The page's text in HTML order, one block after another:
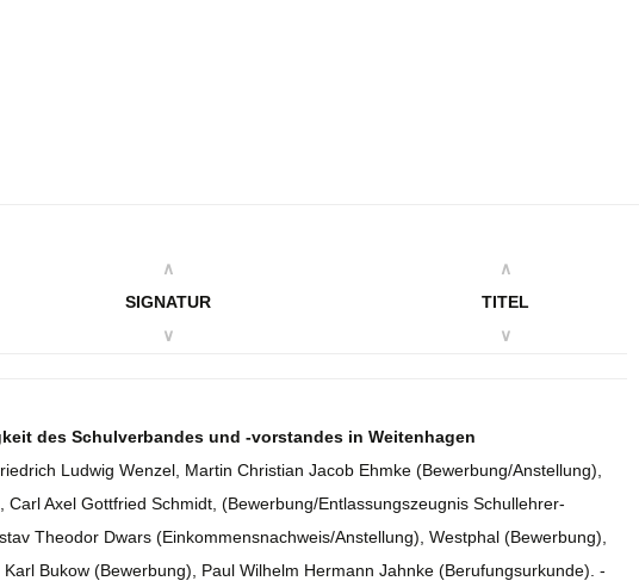
∧
SIGNATUR
∨
∧
TITEL
∨
des Schulverbandes und -vorstandes in Weitenhagen
Ludwig Wenzel, Martin Christian Jacob Ehmke (Bewerbung/Anstellung),
Axel Gottfried Schmidt, (Bewerbung/Entlassungszeugnis Schullehrer-
Theodor Dwars (Einkommensnachweis/Anstellung), Westphal (Bewerbung),
Bukow (Bewerbung), Paul Wilhelm Hermann Jahnke (Berufungsurkunde). -